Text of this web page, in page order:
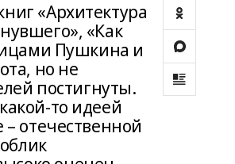
«Архитектура
«Как
Пушкина и
но не
постигнуты.
то идеей
отечественной